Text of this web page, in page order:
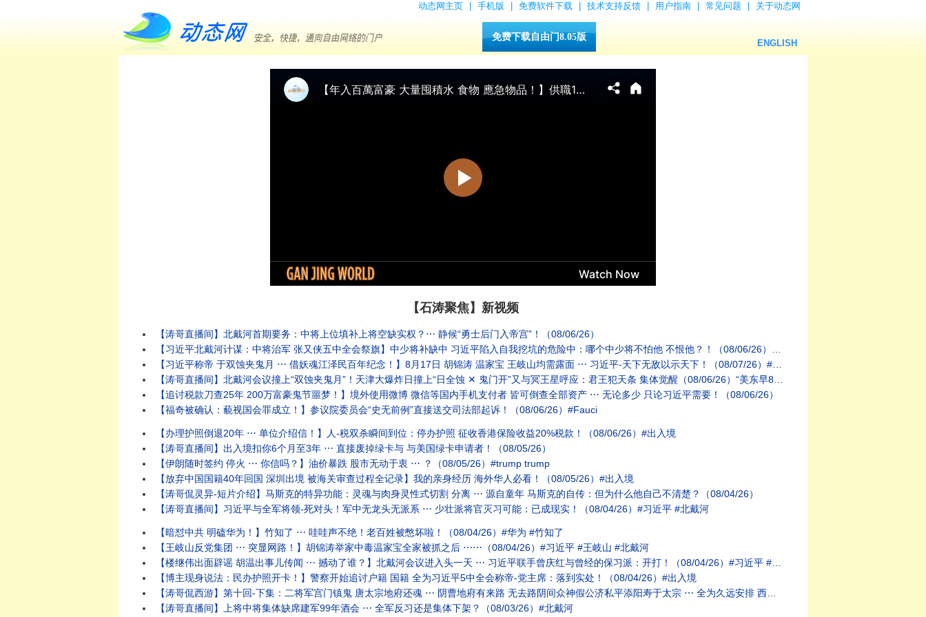
动态网主页 手机版 免费软件下载 技术支持反馈 用户指南 常见问题 关于动态网
免费下载自由门8.05版
ENGLISH
【石涛聚焦】新视频
【涛哥直播间】北戴河首期要务：中将上位填补上将空缺实权？⋯ 静候“勇士后门入帝宫”！（08/06/26）
【习近平北戴河计谋：中将治军 张又侠五中全会祭旗】中少将补缺中 习近平陷入自我挖坑的危险中：哪个中少将不怕他 不恨他？！（08/06/26）#习近平 #北戴河
【习近平称帝 于双蚀夹鬼月 ⋯ 借妖魂江泽民百年纪念！】8月17日 胡锦涛 温家宝 王岐山均需露面 ⋯ 习近平-天下无敌以示天下！（08/07/26）#习近平
【涛哥直播间】北戴河会议撞上“双蚀夹鬼月”！天津大爆炸日撞上“日全蚀 ✕ 鬼门开”又与冥王星呼应：君王犯天条 集体觉醒（08/06/26）“美东早8:45 北京晚8:45”
【追讨税款刀查25年 200万富豪鬼节噩梦！】境外使用微博 微信等国内手机支付者 皆可倒查全部资产 ⋯ 无论多少 只论习近平需要！（08/06/26）
【福奇被确认：藐视国会罪成立！】参议院委员会“史无前例”直接送交司法部起诉！（08/06/26）#Fauci
【办理护照倒退20年 ⋯ 单位介绍信！】人-税双杀瞬间到位：停办护照 征收香港保险收益20%税款！（08/06/26）#出入境
【涛哥直播间】出入境扣你6个月至3年 ⋯ 直接废掉绿卡与 与美国绿卡申请者！（08/05/26）
【伊朗随时签约 停火 ⋯ 你信吗？】油价暴跌 股市无动于衷 ⋯ ？（08/05/26）#trump trump
【放弃中国国籍40年回国 深圳出境 被海关审查过程全记录】我的亲身经历 海外华人必看！（08/05/26）#出入境
【涛哥侃灵异-短片介绍】马斯克的特异功能：灵魂与肉身灵性式切割 分离 ⋯ 源自童年 马斯克的自传：但为什么他自己不清楚？（08/04/26）
【涛哥直播间】习近平与全军将领-死对头！军中无龙头无派系 ⋯ 少壮派将官灭习可能：已成现实！（08/04/26）#习近平 #北戴河
【暗怼中共 明磕华为！】竹知了 ⋯ 哇哇声不绝！老百姓被憋坏啦！（08/04/26）#华为 #竹知了
【王岐山反党集团 ⋯ 突显网路！】胡锦涛举家中毒温家宝全家被抓之后 ⋯⋯（08/04/26）#习近平 #王岐山 #北戴河
【楼继伟出面辟谣 胡温出事儿传闻 ⋯ 撼动了谁？】北戴河会议进入头一天 ⋯ 习近平联手曾庆红与曾经的保习派：开打！（08/04/26）#习近平 #北戴河
【博主现身说法：民办护照开卡！】警察开始追讨户籍 国籍 全为习近平5中全会称帝-党主席：落到实处！（08/04/26）#出入境
【涛哥侃西游】第十回-下集：二将军宫门镇鬼 唐太宗地府还魂 ⋯ 阴曹地府有来路 无去路阴间众神假公济私平添阳寿于太宗 ⋯ 全为久远安排 西天取经闻佛法（08/01/26）
【涛哥直播间】上将中将集体缺席建军99年酒会 ⋯ 全军反习还是集体下架？（08/03/26）#北戴河